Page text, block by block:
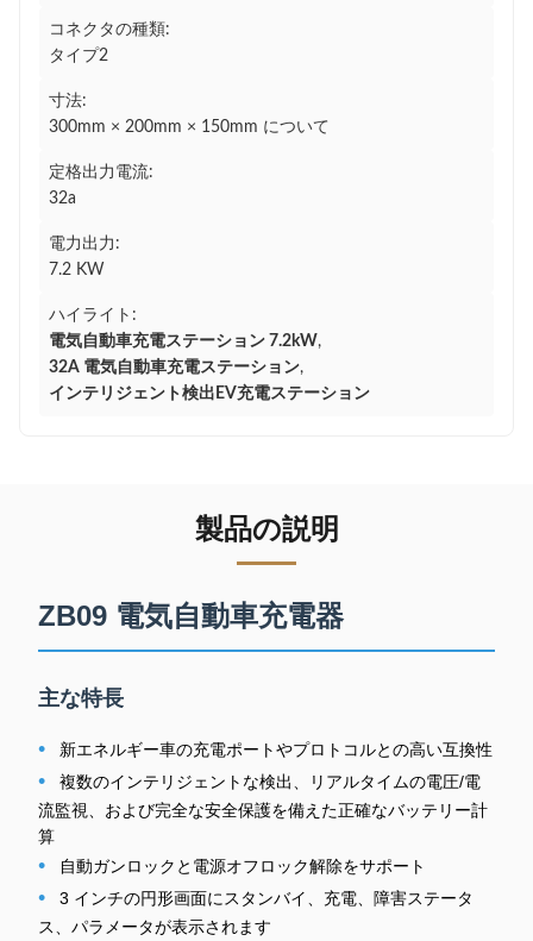
コネクタの種類:
タイプ2
寸法:
300mm × 200mm × 150mm について
定格出力電流:
32a
電力出力:
7.2 KW
ハイライト:
電気自動車充電ステーション 7.2kW,
32A 電気自動車充電ステーション,
インテリジェント検出EV充電ステーション
製品の説明
ZB09 電気自動車充電器
主な特長
• 新エネルギー車の充電ポートやプロトコルとの高い互換性
•
複数のインテリジェントな検出、リアルタイムの電圧/電
流監視、および完全な安全保護を備えた正確なバッテリー計
算
• 自動ガンロックと電源オフロック解除をサポート
•
3 インチの円形画面にスタンバイ、充電、障害ステータ
ス、パラメータが表示されます